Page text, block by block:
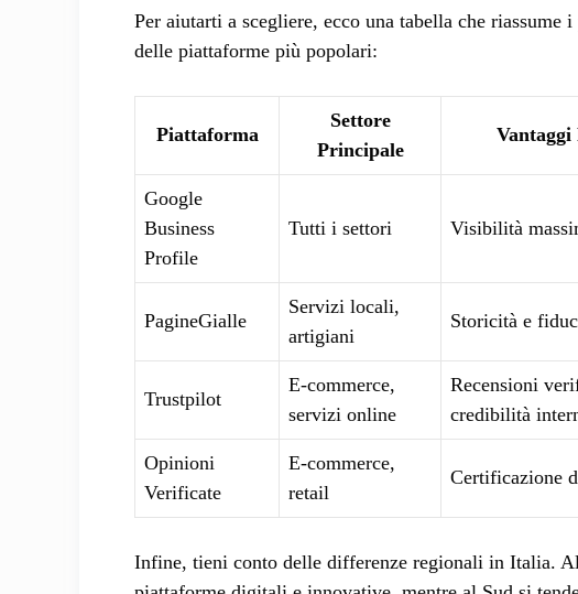
Per aiutarti a scegliere, ecco una tabella che
delle piattaforme più popolari:
Piattaforma
Settore
Principale
Google
Business
Profile
Tutti i settori Visibilità
PagineGialle
Servizi locali,
artigiani
Storicità e
Trustpilot
E-commerce,
servizi online
Recensioni
credibilità
Opinioni
Verificate
E-commerce,
retail
Certificazione
Infine, tieni conto delle differenze regionali in Italia.